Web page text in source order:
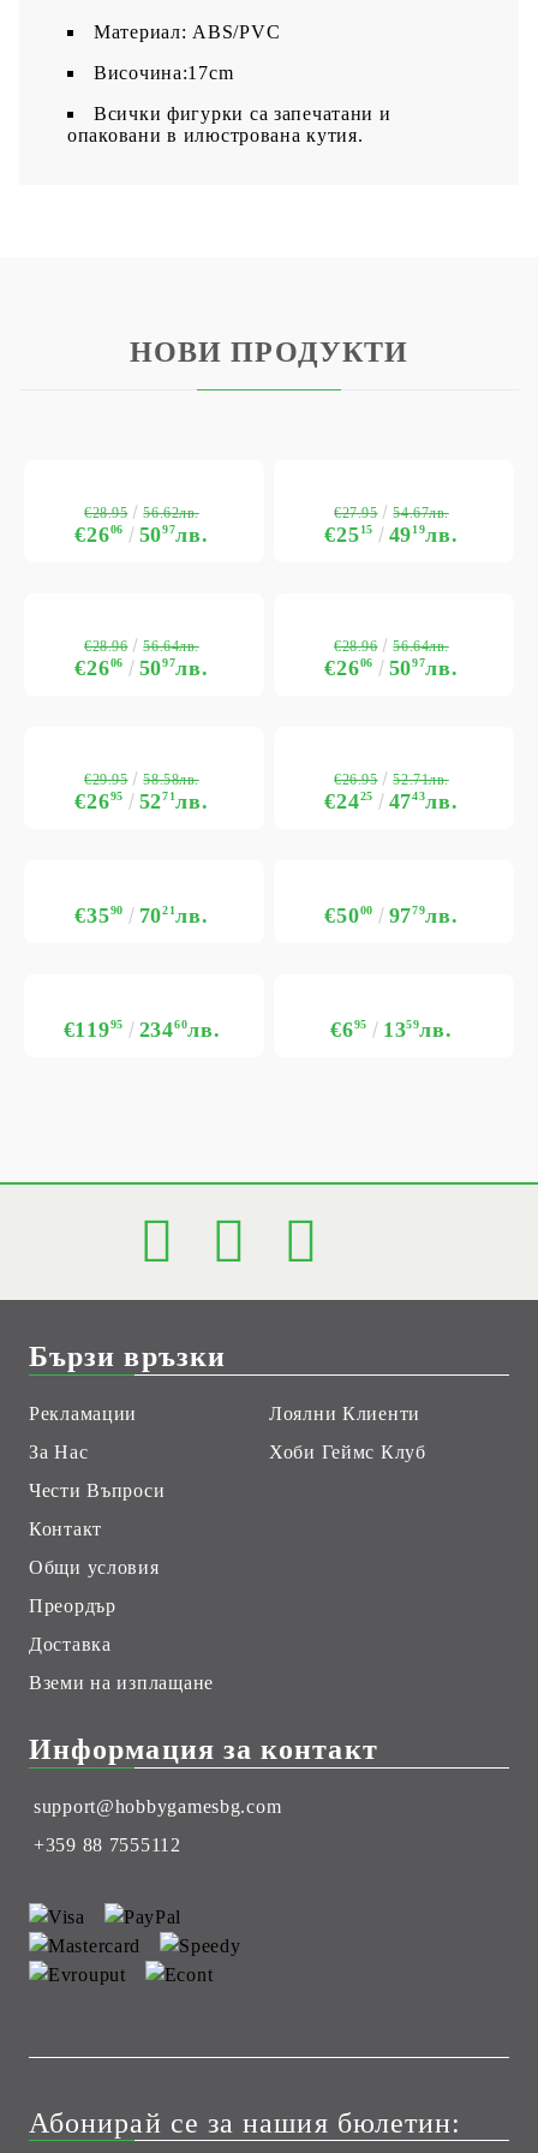
Материал: ABS/PVC
Височина:17cm
Всички фигурки са запечатани и
опаковани в илюстрована кутия.
НОВИ ПРОДУКТИ
€2606 5097лв.
€28.95 56.62лв.
€2515 4919лв.
€27.95 54.67лв.
€2606 5097лв.
€28.96 56.64лв.
€2606 5097лв.
€28.96 56.64лв.
€2695 5271лв.
€29.95 58.58лв.
€2425 4743лв.
€26.95 52.71лв.
€3590 7021лв. €5000 9779лв.
€11995 23460лв. €695 1359лв.
Бързи връзки
Рекламации
За Нас
Чести Въпроси
Контакт
Общи условия
Преордър
Доставка
Вземи на изплащане
Лоялни Клиенти
Хоби Геймс Клуб
Информация за контакт
support@hobbygamesbg.com
+359 88 7555112
Абонирай се за нашия бюлетин: